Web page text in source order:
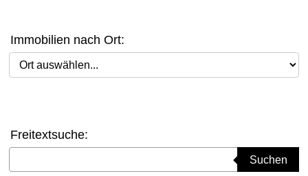
Immobilien nach Ort:
Ort auswählen
Freitextsuche:
Suchen